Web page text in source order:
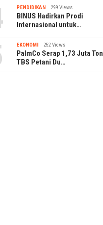
PENDIDIKAN 299 Views
BINUS Hadirkan Prodi
Internasional untuk…
EKONOMI 252 Views
PalmCo Serap 1,73 Juta Ton
TBS Petani Du…